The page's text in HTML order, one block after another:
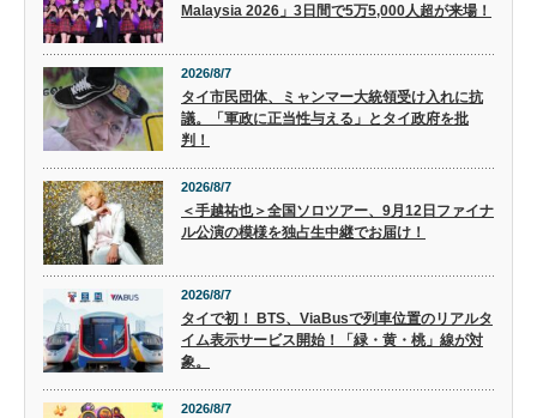
Malaysia 2026」3日間で5万5,000人超が来場！
2026/8/7
タイ市民団体、ミャンマー大統領受け入れに抗
議。「軍政に正当性与える」とタイ政府を批
判！
2026/8/7
＜手越祐也＞全国ソロツアー、9月12日ファイナ
ル公演の模様を独占生中継でお届け！
2026/8/7
タイで初！ BTS、ViaBusで列車位置のリアルタ
イム表示サービス開始！「緑・黄・桃」線が対
象。
2026/8/7